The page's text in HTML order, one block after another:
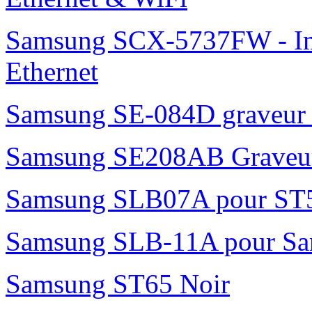
Samsung SCX-5737FW -
Ethernet
Samsung SE-084D
Samsung SE208AB
Samsung SLB07A pour
Samsung SLB-11A pour
Samsung ST65 Noir